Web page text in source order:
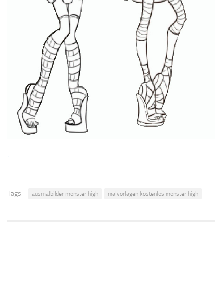
.
Tags: ausmalbilder monster high malvorlagen kostenlos monster high